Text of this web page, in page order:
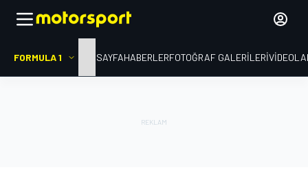
FORMULA 1 ANA SAYFAHABERLERFOTOĞRAF GALERILERI